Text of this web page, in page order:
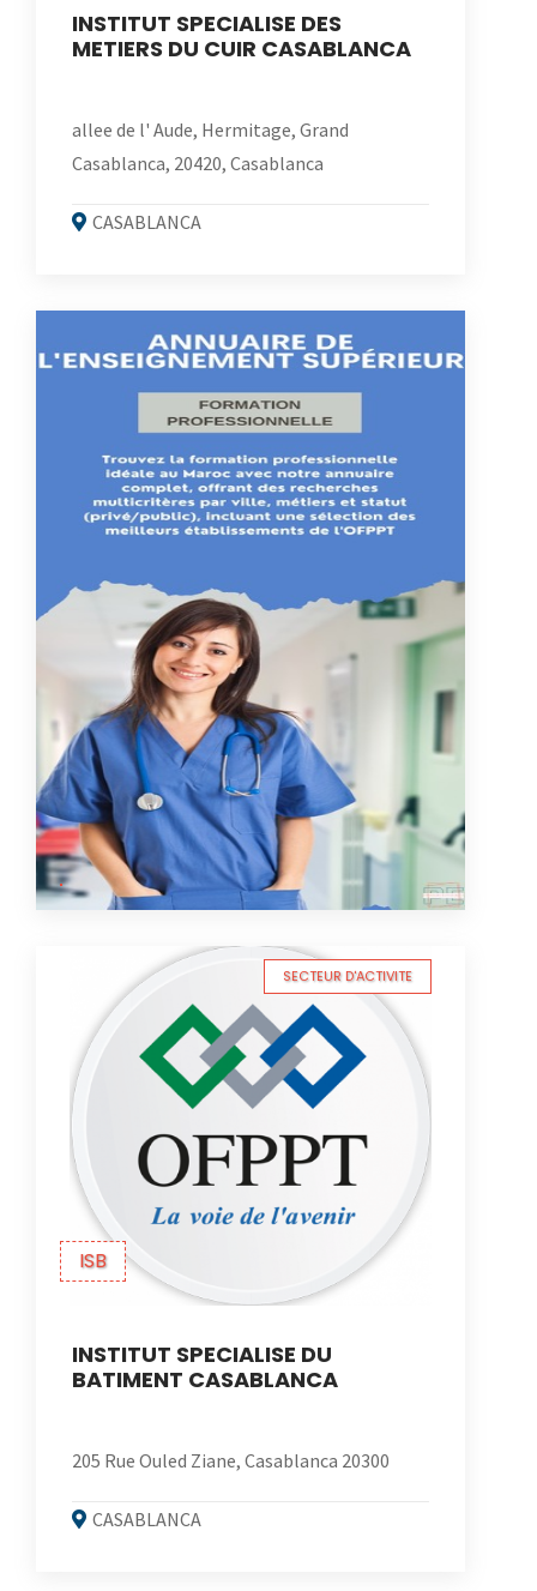
INSTITUT SPECIALISE DES
METIERS DU CUIR CASABLANCA
allee de l' Aude, Hermitage, Grand
Casablanca, 20420, Casablanca
CASABLANCA
ISB
SECTEUR D'ACTIVITE
INSTITUT SPECIALISE DU
BATIMENT CASABLANCA
205 Rue Ouled Ziane, Casablanca 20300
CASABLANCA